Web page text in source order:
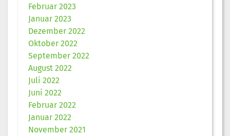
Februar 2023
Januar 2023
Dezember 2022
Oktober 2022
September 2022
August 2022
Juli 2022
Juni 2022
Februar 2022
Januar 2022
November 2021